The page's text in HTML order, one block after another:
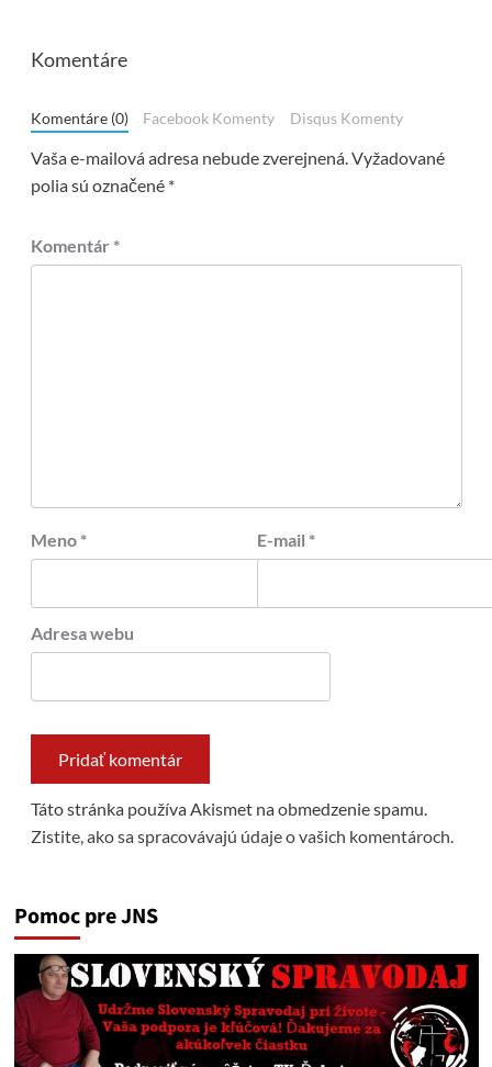
Komentáre
Komentáre (0) Facebook Komenty Disqus Komenty
Vaša e-mailová adresa nebude zverejnená.Vyžadované
polia sú označené *
Komentár *
Meno * E-mail *
Adresa webu
Táto stránka používa Akismet na obmedzenie spamu.
Zistite, ako sa spracovávajú údaje o vašich komentároch.
Pomoc pre JNS